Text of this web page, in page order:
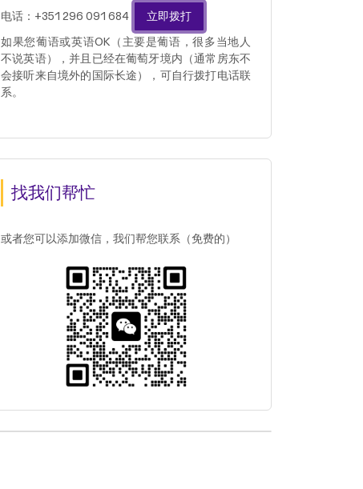
电话：+351 296 091 684
立即拨打
如果您葡语或英语OK（主要是葡语，很多当地人
不说英语），并且已经在葡萄牙境内（通常房东不
会接听来自境外的国际长途），可自行拨打电话联
系。
找我们帮忙
或者您可以添加微信，我们帮您联系（免费的）